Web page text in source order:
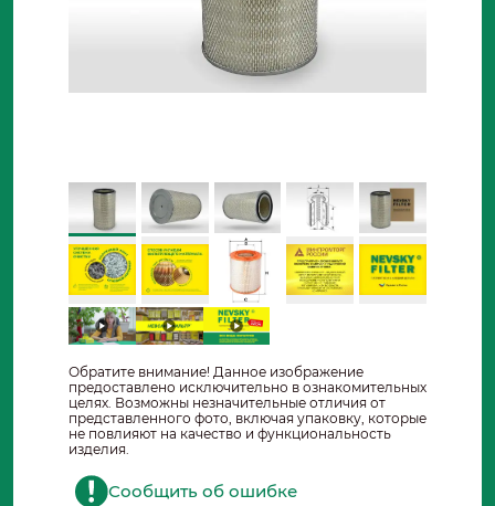
Обратите внимание! Данное изображение
предоставлено исключительно в ознакомительных
целях. Возможны незначительные отличия от
представленного фото, включая упаковку, которые
не повлияют на качество и функциональность
изделия.
Сообщить об ошибке